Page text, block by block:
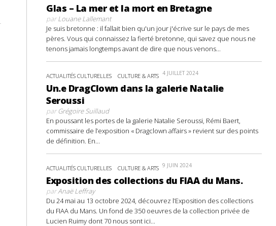
Glas – La mer et la mort en Bretagne
parLouane Lallemant
Je suis bretonne : il fallait bien qu'un jour j'écrive sur le pays de mes
pères. Vous qui connaissez la fierté bretonne, qui savez que nous ne
tenons jamais longtemps avant de dire que nous venons...
ACTUALITÉS CULTURELLES CULTURE & ARTS 4 JUILLET 2024
Un.e DragClown dans la galerie Natalie
Seroussi
parGrégoire Suillaud
En poussant les portes de la galerie Natalie Seroussi, Rémi Baert,
commissaire de l’exposition « Dragclown affairs » revient sur des points
de définition. En...
ACTUALITÉS CULTURELLES CULTURE & ARTS 9 JUIN 2024
Exposition des collections du FIAA du Mans.
parAnaë Leffray
Du 24 mai au 13 octobre 2024, découvrez l’Exposition des collections
du FIAA du Mans. Un fond de 350 oeuvres de la collection privée de
Lucien Ruimy dont 70 nous sont ici...